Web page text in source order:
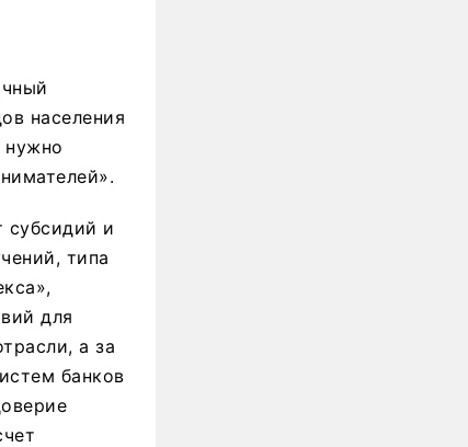
населения
нужно
субсидий и
типа
для
а за
банков